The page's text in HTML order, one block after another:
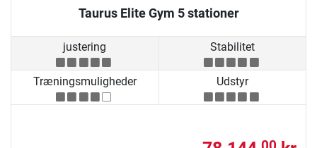
Taurus Elite Gym 5 stationer
justering Stabilitet
Træningsmuligheder Udstyr